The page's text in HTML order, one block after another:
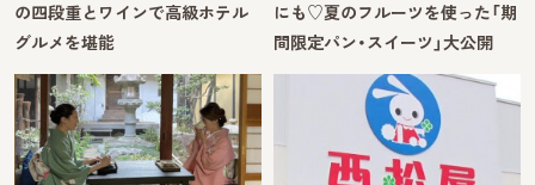
の四段重とワインで高級ホテル
グルメを堪能
にも♡夏のフルーツを使った「期
間限定パン・スイーツ」大公開